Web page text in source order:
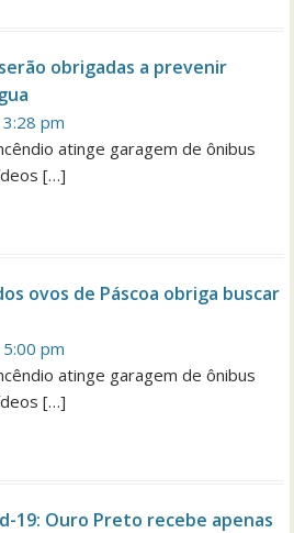
obrigadas a prevenir
pm
atinge garagem de ônibus
[…]
ovos de Páscoa obriga buscar
pm
atinge garagem de ônibus
[…]
19: Ouro Preto recebe apenas